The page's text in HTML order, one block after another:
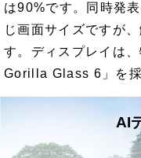
は90%です。同時発
じ画面サイズですが
す。ディスプレイは
Gorilla Glass 6」を採
AI